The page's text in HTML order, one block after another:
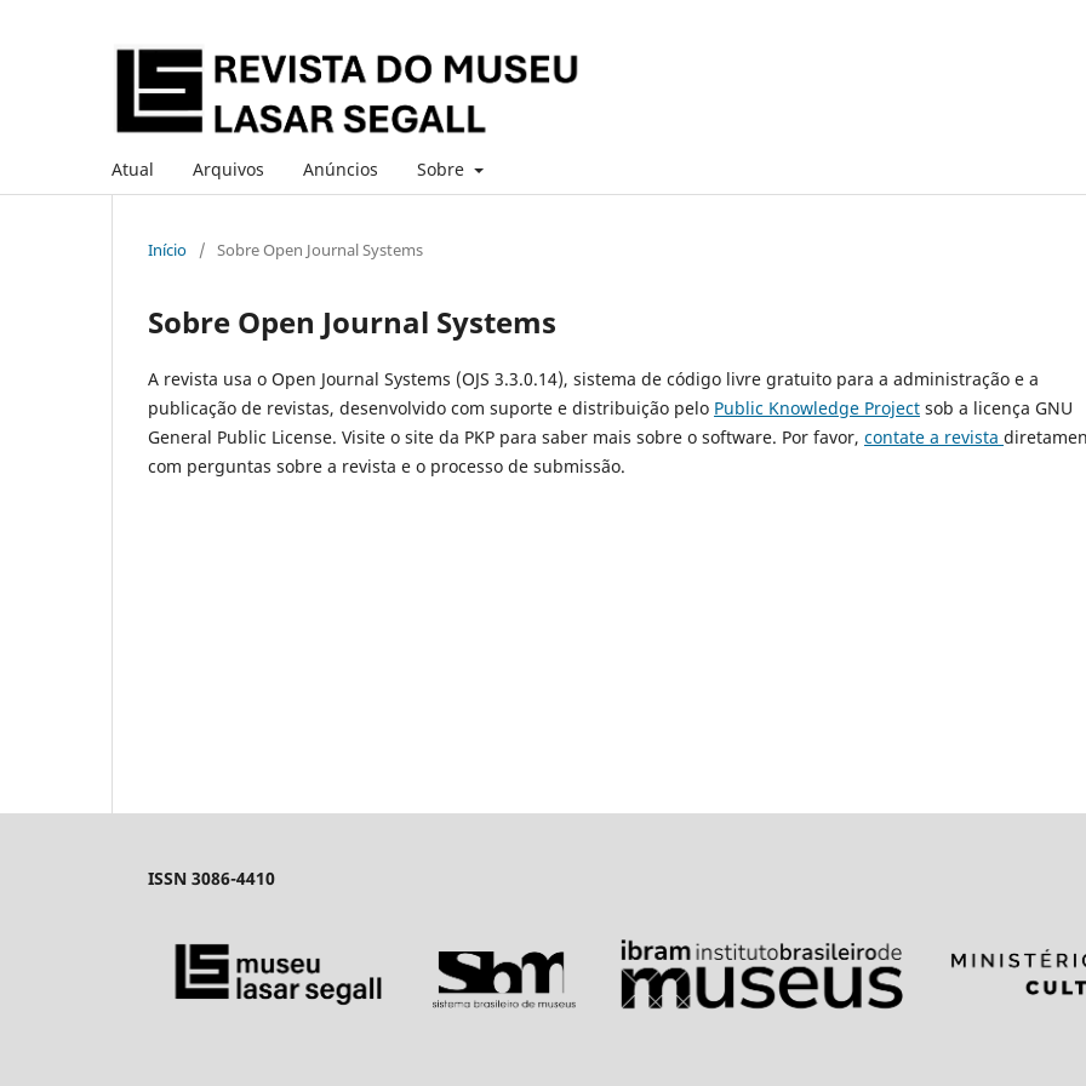
Atual Arquivos Anúncios Sobre
Início / Sobre Open Journal Systems
Sobre Open Journal Systems
A revista usa o Open Journal Systems (OJS 3.3.0.14), sistema de código livre gratuito para a administração e a
publicação de revistas, desenvolvido com suporte e distribuição pelo Public Knowledge Project sob a licença GNU
General Public License. Visite o site da PKP para saber mais sobre o software. Por favor, contate a revista
com perguntas sobre a revista e o processo de submissão.
ISSN 3086-4410